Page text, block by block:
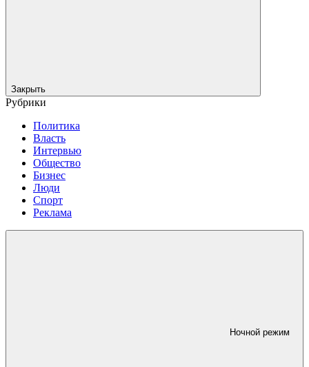
Закрыть
Рубрики
Политика
Власть
Интервью
Общество
Бизнес
Люди
Спорт
Реклама
Ночной режим